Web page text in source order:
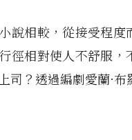
說相較，從接受程
徑相對使人不舒服
司？透過編劇愛蘭·